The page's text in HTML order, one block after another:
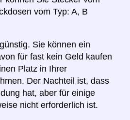
vom Typ: A, B
Sie können ein
für fast kein Geld kaufen
Platz in Ihrer
Der Nachteil ist, dass
hat, aber für einige
nicht erforderlich ist.